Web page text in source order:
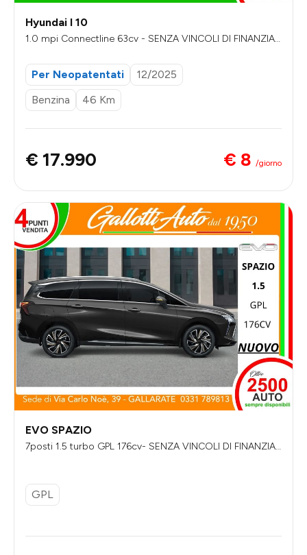
Hyundai I 10
1.0 mpi Connectline 63cv - SENZA VINCOLI DI FINANZIA
Per Neopatentati
12/2025
Benzina
46 Km
€ 17.990 € 8 /giorno
EVO SPAZIO
7posti 1.5 turbo GPL 176cv- SENZA VINCOLI DI FINANZIA
GPL